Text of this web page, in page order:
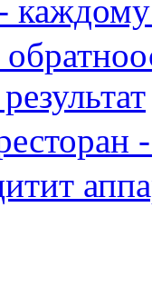
каждому